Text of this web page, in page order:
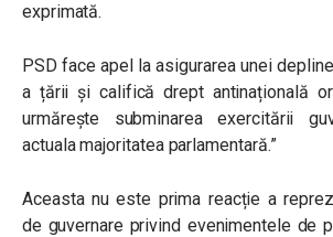
exprimată.
PSD face apel la asigurarea unei
a țării și califică drept antinațională
urmărește subminarea exercitării
actuala majoritatea parlamentară.”
Aceasta nu este prima reacție a
de guvernare privind evenimentele de